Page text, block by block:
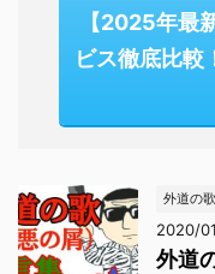
【2025年最
ビス徹底比較
外道の歌
2020/
外道